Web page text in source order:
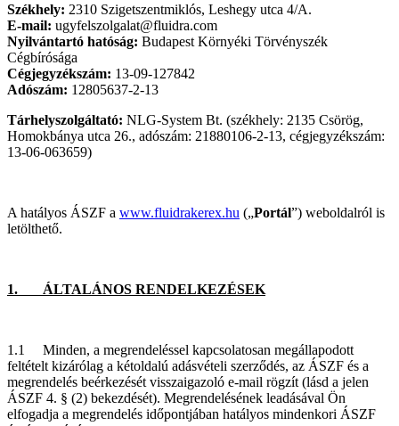
Székhely: 2310 Szigetszentmiklós, Leshegy utca 4/A.
E-mail: ugyfelszolgalat@fluidra.com
Nyilvántartó hatóság: Budapest Környéki Törvényszék
Cégbírósága
Cégjegyzékszám: 13-09-127842
Adószám: 12805637-2-13
Tárhelyszolgáltató: NLG-System Bt. (székhely: 2135 Csörög,
Homokbánya utca 26., adószám: 21880106-2-13, cégjegyzékszám:
13-06-063659)
A hatályos ÁSZF a www.fluidrakerex.hu („Portál”) weboldalról is
letölthető.
1. ÁLTALÁNOS RENDELKEZÉSEK
1.1 Minden, a megrendeléssel kapcsolatosan megállapodott
feltételt kizárólag a kétoldalú adásvételi szerződés, az ÁSZF és a
megrendelés beérkezését visszaigazoló e-mail rögzít (lásd a jelen
ÁSZF 4. § (2) bekezdését). Megrendelésének leadásával Ön
elfogadja a megrendelés időpontjában hatályos mindenkori ÁSZF